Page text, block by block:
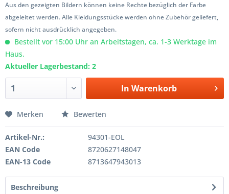
Aus den gezeigten Bildern können keine Rechte bezüglich der Farbe
abgeleitet werden. Alle Kleidungsstücke werden ohne Zubehör geliefert,
sofern nicht ausdrücklich angegeben.
Bestellt vor 15:00 Uhr an Arbeitstagen, ca. 1-3 Werktage im
Haus.
Aktueller Lagerbestand: 2
In Warenkorb
Merken Bewerten
Artikel-Nr.:
94301-EOL
EAN Code
8720627148047
EAN-13 Code
8713647943013
Beschreibung